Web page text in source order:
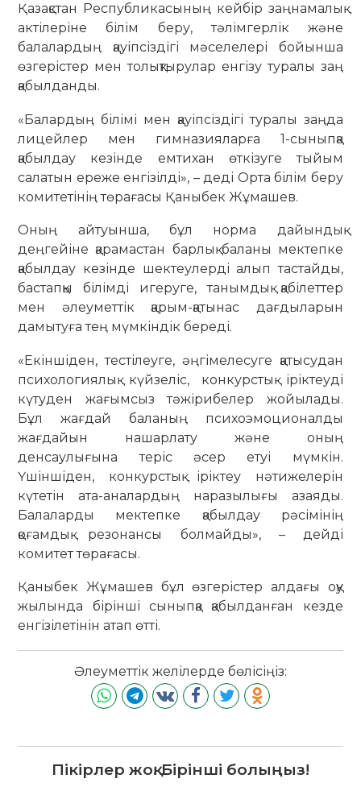
Қазақстан Республикасының кейбір заңнамалық
актілеріне білім беру, тәлімгерлік және
балалардың қауіпсіздігі мәселелері бойынша
өзгерістер мен толықтырулар енгізу туралы заң
қабылданды.
«Балардың білімі мен қауіпсіздігі туралы заңда
лицейлер мен гимназияларға 1-сыныпқа
қабылдау кезінде емтихан өткізуге тыйым
салатын ереже енгізілді», – деді Орта білім беру
комитетінің төрағасы Қаныбек Жұмашев.
Оның айтуынша, бұл норма дайындық
деңгейіне қарамастан барлық баланы мектепке
қабылдау кезінде шектеулерді алып тастайды,
бастапқы білімді игеруге, танымдық қабілеттер
мен әлеуметтік қарым-қатынас дағдыларын
дамытуға тең мүмкіндік береді.
«Екіншіден, тестілеуге, әңгімелесуге қатысудан
психологиялық күйзеліс, конкурстық іріктеуді
күтуден жағымсыз тәжірибелер жойылады.
Бұл жағдай баланың психоэмоционалды
жағдайын нашарлату және оның
денсаулығына теріс әсер етуі мүмкін.
Үшіншіден, конкурстық іріктеу нәтижелерін
күтетін ата-аналардың наразылығы азаяды.
Балаларды мектепке қабылдау рәсімінің
қоғамдық резонансы болмайды», – дейді
комитет төрағасы.
Қаныбек Жұмашев бұл өзгерістер алдағы оқу
жылында бірінші сыныпқа қабылданған кезде
енгізілетінін атап өтті.
Әлеуметтік желілерде бөлісіңіз:
Пікірлер жоқ. Бірінші болыңыз!